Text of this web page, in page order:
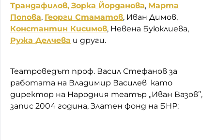
Трандафилов, Зорка Йорданова, Марта
Попова, Георги Стаматов, Иван Димов,
Константин Кисимов, Невена Буюклиева,
Ружа Делчева и други.
Театроведът проф. Васил Стефанов за
работата на Владимир Василев като
директор на Народния театър „Иван Вазов”,
запис 2004 година, Златен фонд на БНР: